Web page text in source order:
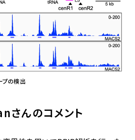
プの検出
さんのコメント